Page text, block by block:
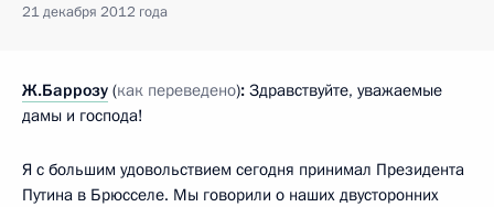
21 декабря 2012 года
Ж.Баррозу (как переведено): Здравствуйте, уважаемые
дамы и господа!
Я с большим удовольствием сегодня принимал Президента
Путина в Брюсселе. Мы говорили о наших двусторонних